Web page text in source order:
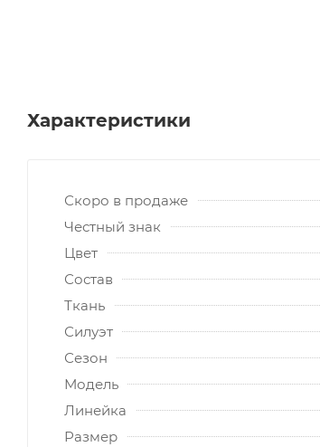
Характеристики
Скоро в продаже
Честный знак
Цвет
Состав
Ткань
Силуэт
Сезон
Модель
Линейка
Размер